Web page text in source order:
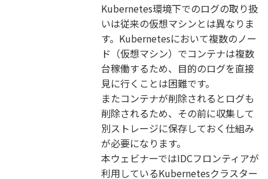
Kubernetes環境下でのログの取り扱
いは従来の仮想マシンとは異なりま
す。Kubernetesにおいて複数のノー
ド（仮想マシン）でコンテナは複数
台稼働するため、目的のログを直接
見に行くことは困難です。
またコンテナが削除されるとログも
削除されるため、その前に収集して
別ストレージに保存しておく仕組み
が必要になります。
本ウェビナーではIDCフロンティアが
利用しているKubernetesクラスター